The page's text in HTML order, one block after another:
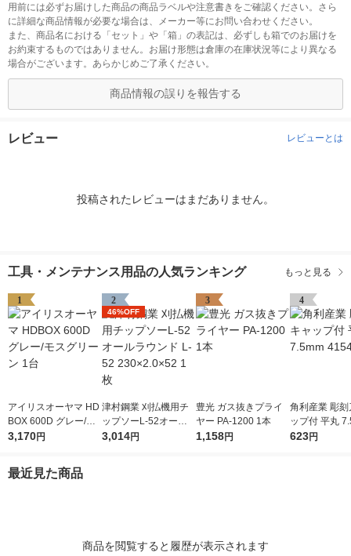
用前には必ずお届けした商品の商品ラベルや注意書きをご確認ください。さら
に詳細な商品情報が必要な場合は、メーカー等にお問い合わせください。
また、商品名における「セット」や「箱」の表記は、必ずしも箱でのお届けを
お約束するものではありません。お届け形態は倉庫の在庫状況等により異なる
場合がございます。あらかじめご了承ください。
商品情報の誤りを報告する
レビュー レビューとは
投稿されたレビューはまだありません。
工具・メンテナンス用品の人気ランキング もっと見る
1
アイリスオーヤマ HD
BOX 600D グレー/モ
スグリーン 1台
3,170円
2
46%OFF
津村鋼業 刈払機用チ
ップソーL-52オール
ラウンド L-52 230×2.
3,014円
3
豊光 ガス抜きプライ
ヤー PA-1200 1本
1,158円
4
角利産業 彫刻
ップ付 平丸
541 1個
623円
最近見た商品
商品を閲覧すると履歴が表示されます